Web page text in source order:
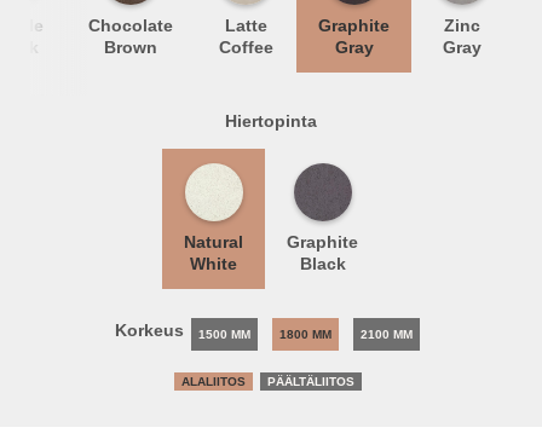
Chocolate
Brown
Latte
Coffee
Graphite
Gray
Zinc
Gray
Hiertopinta
Natural
White
Graphite
Black
Korkeus 1500 MM 1800 MM 2100 MM
ALALIITOS PÄÄLTÄLIITOS